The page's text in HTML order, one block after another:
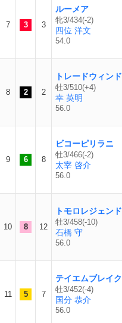
7 3 3
ルーメア
牝3/434(-2)
四位 洋文
54.0
8 2 2
トレードウィンド
牡3/510(+4)
幸 英明
56.0
9 6 8
ビコーピリラニ
牡3/466(-2)
太宰 啓介
56.0
10 8 12
トモロレジェンド
牡3/458(-10)
石橋 守
56.0
11 5 7
テイエムブレイク
牡3/452(-4)
国分 恭介
56.0